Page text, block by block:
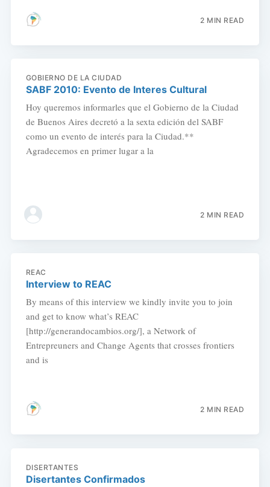
2 MIN READ
GOBIERNO DE LA CIUDAD
SABF 2010: Evento de Interes Cultural
Hoy queremos informarles que el Gobierno de la Ciudad
de Buenos Aires decretó a la sexta edición del SABF
como un evento de interés para la Ciudad.**
Agradecemos en primer lugar a la
2 MIN READ
REAC
Interview to REAC
By means of this interview we kindly invite you to join
and get to know what’s REAC
[http://generandocambios.org/], a Network of
Entrepreuners and Change Agents that crosses frontiers
and is
2 MIN READ
DISERTANTES
Disertantes Confirmados